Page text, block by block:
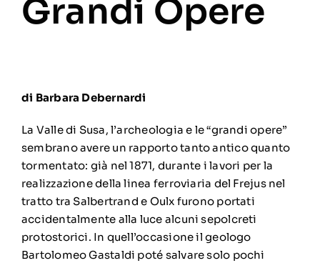
Grandi Opere
di Barbara Debernardi
La Valle di Susa, l’archeologia e le “grandi opere”
sembrano avere un rapporto tanto antico quanto
tormentato: già nel 1871, durante i lavori per la
realizzazione della linea ferroviaria del Frejus nel
tratto tra Salbertrand e Oulx furono portati
accidentalmente alla luce alcuni sepolcreti
protostorici. In quell’occasione il geologo
Bartolomeo Gastaldi poté salvare solo pochi